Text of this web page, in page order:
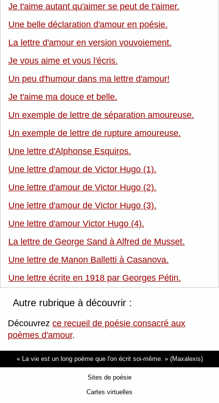
Je t'aime autant qu'aimer se peut de t'aimer.
Une belle déclaration d'amour en poésie.
La lettre d'amour en version vouvoiement.
Je vous aime et vous l'écris.
Un peu d'humour dans ma lettre d'amour!
Je t'aime ma douce et belle.
Un exemple de lettre de séparation amoureuse.
Un exemple de lettre de rupture amoureuse.
Une lettre d'Alphonse Esquiros.
Une lettre d'amour de Victor Hugo (1).
Une lettre d'amour de Victor Hugo (2).
Une lettre d'amour de Victor Hugo (3).
Une lettre d'amour Victor Hugo (4).
La lettre de George Sand à Alfred de Musset.
Une lettre de Manon Balletti à Casanova.
Une lettre écrite en 1918 par Georges Pétin.
Autre rubrique à découvrir :
Découvrez ce recueil de poésie consacré aux
poèmes d'amour.
La vie est un long poème que l'on écrit soi-même. (Maxalexis)
Sites de poésie
Cartes virtuelles